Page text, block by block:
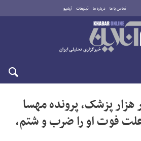
تماس با ما درباره ما تبلیغات آرشیو
پزشک، پرونده مهسا
فوت او را ضرب و شتم،